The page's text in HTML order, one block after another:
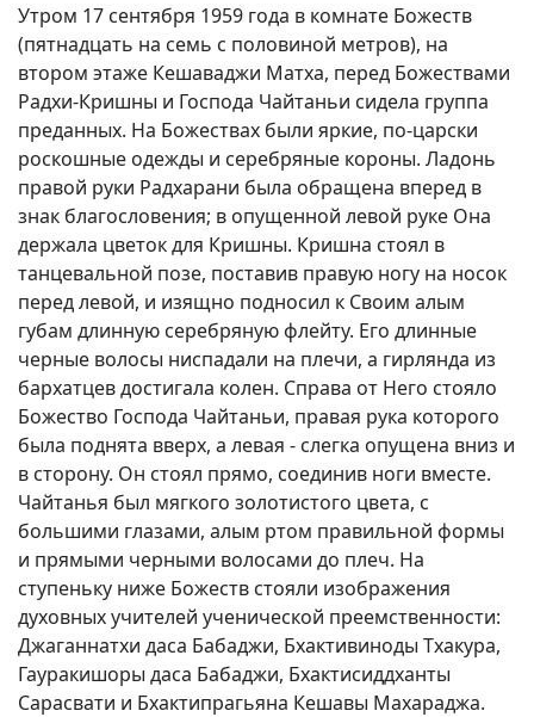
Утром 17 сентября 1959 года в комнате Божеств
(пятнадцать на семь с половиной метров), на
втором этаже Кешаваджи Матха, перед Божествами
Радхи-Кришны и Господа Чайтаньи сидела группа
преданных. На Божествах были яркие, по-царски
роскошные одежды и серебряные короны. Ладонь
правой руки Радхарани была обращена вперед в
знак благословения; в опущенной левой руке Она
держала цветок для Кришны. Кришна стоял в
танцевальной позе, поставив правую ногу на носок
перед левой, и изящно подносил к Своим алым
губам длинную серебряную флейту. Его длинные
черные волосы ниспадали на плечи, а гирлянда из
бархатцев достигала колен. Справа от Него стояло
Божество Господа Чайтаньи, правая рука которого
была поднята вверх, а левая - слегка опущена вниз и
в сторону. Он стоял прямо, соединив ноги вместе.
Чайтанья был мягкого золотистого цвета, с
большими глазами, алым ртом правильной формы
и прямыми черными волосами до плеч. На
ступеньку ниже Божеств стояли изображения
духовных учителей ученической преемственности:
Джаганнатхи даса Бабаджи, Бхактивиноды Тхакура,
Гауракишоры даса Бабаджи, Бхактисиддханты
Сарасвати и Бхактипрагьяна Кешавы Махараджа.